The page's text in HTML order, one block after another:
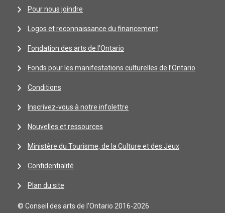
Pour nous joindre
Logos et reconnaissance du financement
Fondation des arts de l'Ontario
Fonds pour les manifestations culturelles de l’Ontario
Conditions
Inscrivez-vous à notre infolettre
Nouvelles et ressources
Ministère du Tourisme, de la Culture et des Jeux
Confidentialité
Plan du site
© Conseil des arts de l’Ontario 2016-2026